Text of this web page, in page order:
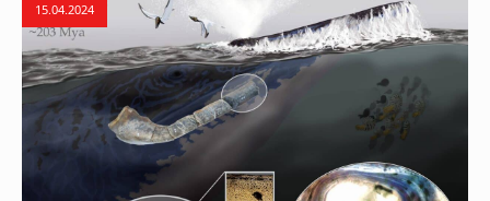
15.04.2024